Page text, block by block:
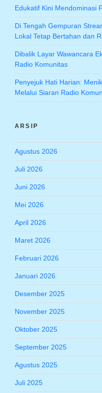
Edukatif Kini Mendominasi
Di Tengah Gempuran
Lokal Tetap Bertahan dan
Dibalik Layar Wawancara
Radio Komunitas
Penyejuk Hati Harian:
Melalui Siaran Radio
ARSIP
Agustus 2026
Juli 2026
Juni 2026
Mei 2026
April 2026
Maret 2026
Februari 2026
Januari 2026
Desember 2025
November 2025
Oktober 2025
September 2025
Agustus 2025
Juli 2025